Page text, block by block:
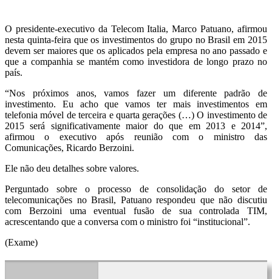
O presidente-executivo da Telecom Italia, Marco Patuano, afirmou
nesta quinta-feira que os investimentos do grupo no Brasil em 2015
devem ser maiores que os aplicados pela empresa no ano passado e
que a companhia se mantém como investidora de longo prazo no
país.
“Nos próximos anos, vamos fazer um diferente padrão de
investimento. Eu acho que vamos ter mais investimentos em
telefonia móvel de terceira e quarta gerações (…) O investimento de
2015 será significativamente maior do que em 2013 e 2014”,
afirmou o executivo após reunião com o ministro das
Comunicações, Ricardo Berzoini.
Ele não deu detalhes sobre valores.
Perguntado sobre o processo de consolidação do setor de
telecomunicações no Brasil, Patuano respondeu que não discutiu
com Berzoini uma eventual fusão de sua controlada TIM,
acrescentando que a conversa com o ministro foi “institucional”.
(Exame)